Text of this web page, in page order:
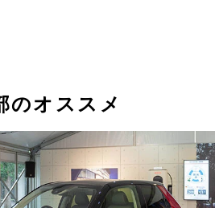
のオススメ